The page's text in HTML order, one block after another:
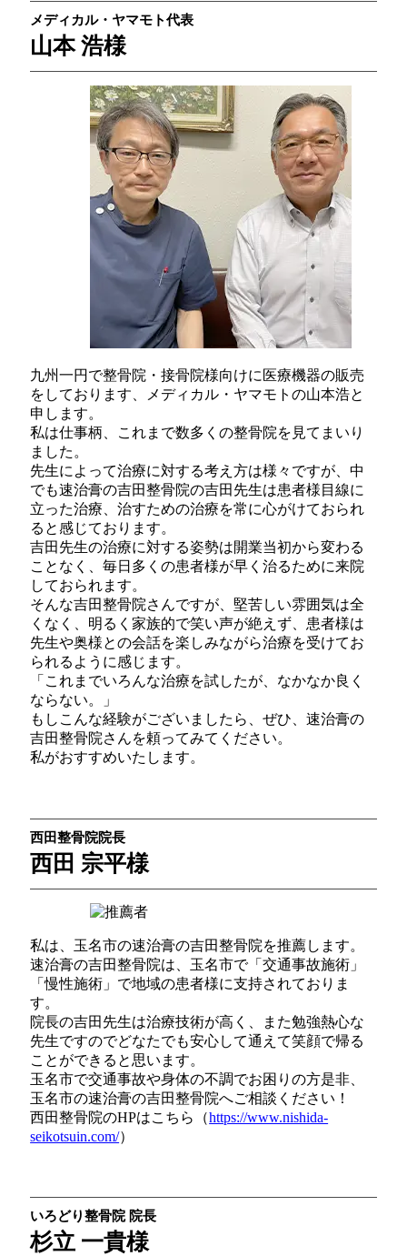
メディカル・ヤマモト代表
山本 浩様
九州一円で整骨院・接骨院様向けに医療機器の販売
をしております、メディカル・ヤマモトの山本浩と
申します。
私は仕事柄、これまで数多くの整骨院を見てまいり
ました。
先生によって治療に対する考え方は様々ですが、中
でも速治膏の吉田整骨院の吉田先生は患者様目線に
立った治療、治すための治療を常に心がけておられ
ると感じております。
吉田先生の治療に対する姿勢は開業当初から変わる
ことなく、毎日多くの患者様が早く治るために来院
しておられます。
そんな吉田整骨院さんですが、堅苦しい雰囲気は全
くなく、明るく家族的で笑い声が絶えず、患者様は
先生や奥様との会話を楽しみながら治療を受けてお
られるように感じます。
「これまでいろんな治療を試したが、なかなか良く
ならない。」
もしこんな経験がございましたら、ぜひ、速治膏の
吉田整骨院さんを頼ってみてください。
私がおすすめいたします。
西田整骨院院長
西田 宗平様
私は、玉名市の速治膏の吉田整骨院を推薦します。
速治膏の吉田整骨院は、玉名市で「交通事故施術」
「慢性施術」で地域の患者様に支持されておりま
す。
院長の吉田先生は治療技術が高く、また勉強熱心な
先生ですのでどなたでも安心して通えて笑顔で帰る
ことができると思います。
玉名市で交通事故や身体の不調でお困りの方是非、
玉名市の速治膏の吉田整骨院へご相談ください！
西田整骨院のHPはこちら（https://www.nishida-
seikotsuin.com/）
いろどり整骨院 院長
杉立 一貴様